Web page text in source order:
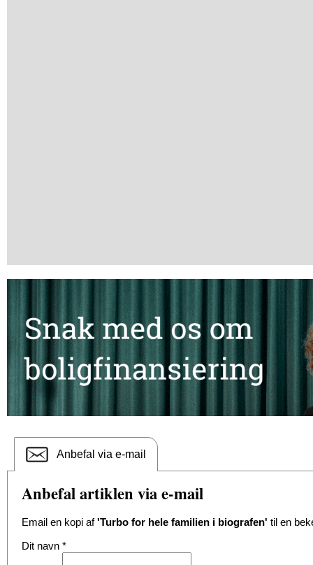
Anbefal via e-mail
Anbefal artiklen via e-mail
Email en kopi af'Turbo for hele familien i biografen' til en
Dit navn *